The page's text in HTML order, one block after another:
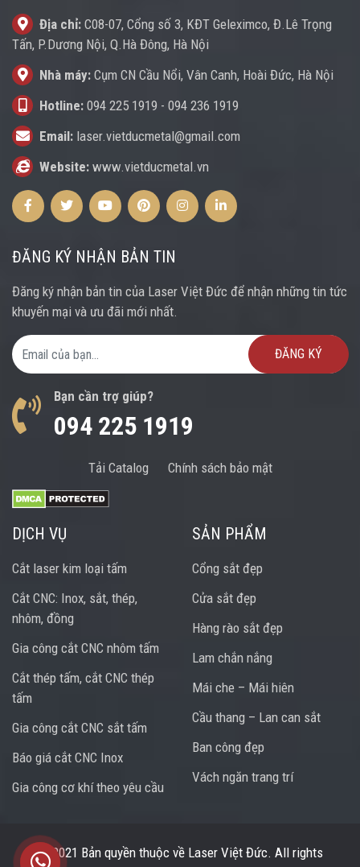
Địa chỉ: C08-07, Cổng số 3, KĐT Geleximco, Đ.Lê Trọng
Tấn, P.Dương Nội, Q.Hà Đông, Hà Nội
Nhà máy: Cụm CN Cầu Nổi, Vân Canh, Hoài Đức, Hà Nội
Hotline: 094 225 1919 - 094 236 1919
Email: laser.vietducmetal@gmail.com
Website: www.vietducmetal.vn
FacebookTwitterYoutubePinterestInstagramInstagram
ĐĂNG KÝ NHẬN BẢN TIN
Đăng ký nhận bản tin của Laser Việt Đức để nhận những tin tức
khuyến mại và ưu đãi mới nhất.
Email Address
Bạn cần trợ giúp?
094 225 1919
Tải Catalog Chính sách bảo mật
DỊCH VỤ
Cắt laser kim loại tấm
Cắt CNC: Inox, sắt, thép,
nhôm, đồng
Gia công cắt CNC nhôm tấm
Cắt thép tấm, cắt CNC thép
tấm
Gia công cắt CNC sắt tấm
Báo giá cắt CNC Inox
Gia công cơ khí theo yêu cầu
SẢN PHẨM
Cổng sắt đẹp
Cửa sắt đẹp
Hàng rào sắt đẹp
Lam chắn nắng
Mái che – Mái hiên
Cầu thang – Lan can sắt
Ban công đẹp
Vách ngăn trang trí
© 2021 Bản quyền thuộc về Laser Việt Đức. All rights
Trung tâm hỗ trợ